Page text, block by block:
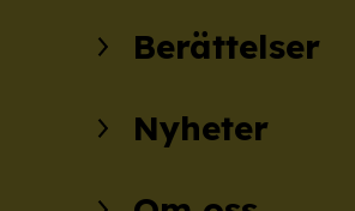
Berättelser
Nyheter